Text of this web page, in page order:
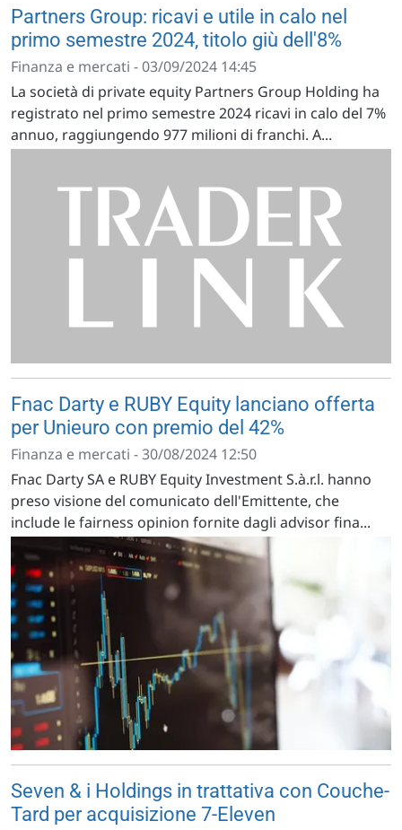
Partners Group: ricavi e utile in calo nel
primo semestre 2024, titolo giù dell'8%
Finanza e mercati - 03/09/2024 14:45
La società di private equity Partners Group Holding ha
registrato nel primo semestre 2024 ricavi in calo del 7%
annuo, raggiungendo 977 milioni di franchi. A...
Fnac Darty e RUBY Equity lanciano offerta
per Unieuro con premio del 42%
Finanza e mercati - 30/08/2024 12:50
Fnac Darty SA e RUBY Equity Investment S.à.r.l. hanno
preso visione del comunicato dell'Emittente, che
include le fairness opinion fornite dagli advisor fina...
Seven & i Holdings in trattativa con Couche-
Tard per acquisizione 7-Eleven